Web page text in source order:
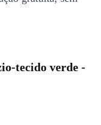
tecido verde -